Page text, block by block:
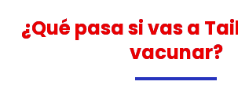
¿Qué pasa si vas a
vacunar?